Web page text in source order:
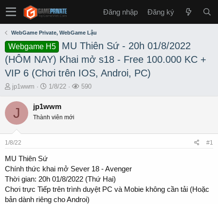
Đăng nhập Đăng ký
WebGame Private, WebGame Lậu
Webgame H5
MU Thiên Sứ - 20h 01/8/2022
(HÔM NAY) Khai mở s18 - Free 100.000 KC +
VIP 6 (Chơi trên IOS, Androi, PC)
T
r
s
a
t
e
r
jp1wwm
S
a
t
1/8/22
L
590
J jp1wwm
Thành viên mới
1/8/22 #1
MU Thiên Sứ
Chính thức khai mở Sever 18 - Avenger
Thời gian: 20h 01/8/2022 (Thứ Hai)
Chơi trực Tiếp trên trình duyệt PC và Mobie không cần tải (Hoặc
bản dành riêng cho Androi)